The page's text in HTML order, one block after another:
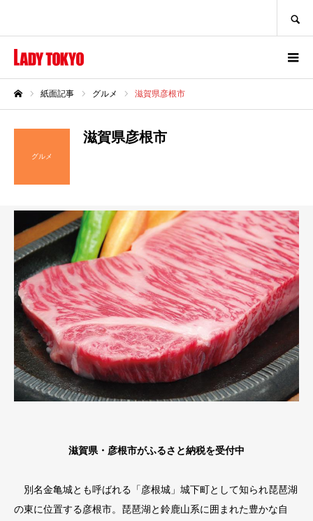
紙面記事 グルメ 滋賀県彦根市
グルメ
滋賀県彦根市
滋賀県・彦根市がふるさと納税を受付中
別名金亀城とも呼ばれる「彦根城」城下町として知られ琵琶湖
の東に位置する彦根市。琵琶湖と鈴鹿山系に囲まれた豊かな自